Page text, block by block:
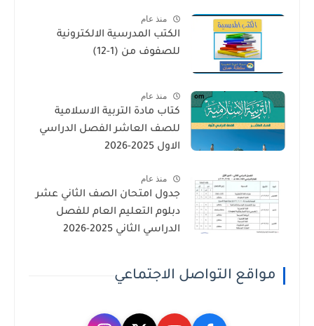
منذ عام
الكتب المدرسية الالكترونية
للصفوف من (1-12)
منذ عام
كتاب مادة التربية الاسلامية
للصف العاشر الفصل الدراسي
الاول 2025-2026
منذ عام
جدول امتحان الصف الثاني عشر
دبلوم التعليم العام للفصل
الدراسي الثاني 2025-2026
مواقع التواصل الاجتماعي